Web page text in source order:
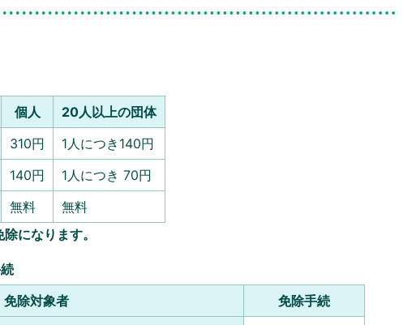
個人
20人以上の団体
310円
1人につき140円
140円
1人につき 70円
無料
無料
になります。
免除対象者
免除手続